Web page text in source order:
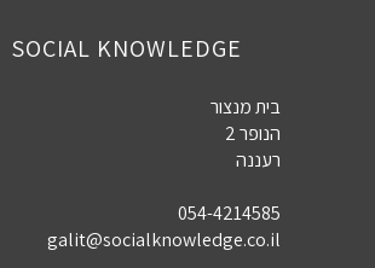
SOCIAL KNOWLEDGE
בית מנצור
הנופר 2
רעננה
054-4214585
galit@socialknowledge.co.il